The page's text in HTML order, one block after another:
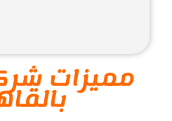
مميزات